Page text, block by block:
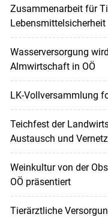
Zusammenarbeit für
Lebensmittelsicherheit
Wasserversorgung
Almwirtschaft in OÖ
LK-Vollversammlung
Teichfest der
Austausch und
Weinkultur von der
OÖ präsentiert
Tierärztliche